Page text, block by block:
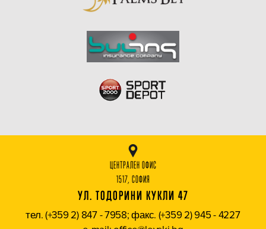
ЦЕНТРАЛЕН ОФИС
1517, СОФИЯ
УЛ. ТОДОРИНИ КУКЛИ 47
тел. (+359 2) 847 - 7958; факс. (+359 2) 945 - 4227